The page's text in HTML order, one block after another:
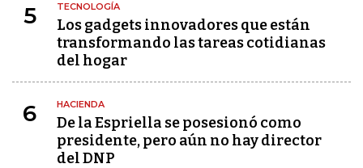
5 TECNOLOGÍA
Los gadgets innovadores que están
transformando las tareas cotidianas
del hogar
6 HACIENDA
De la Espriella se posesionó como
presidente, pero aún no hay director
del DNP